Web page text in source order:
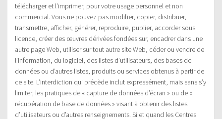
télécharger et l’imprimer, pour votre usage personnel et non
commercial. Vous ne pouvez pas modifier, copier, distribuer,
transmettre, afficher, générer, reproduire, publier, accorder sous
licence, créer des œuvres dérivées fondées sur, encadrer dans une
autre page Web, utiliser sur tout autre site Web, céder ou vendre de
l’information, du logiciel, des listes d’utilisateurs, des bases de
données ou d’autres listes, produits ou services obtenus à partir de
ce site. L’interdiction qui précède inclut expressément, mais sans s’y
limiter, les pratiques de « capture de données d’écran » ou de «
récupération de base de données » visant à obtenir des listes
d’utilisateurs ou d’autres renseignements. Si et quand les Centres